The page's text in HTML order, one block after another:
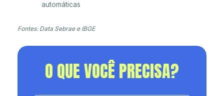
automáticas
Fontes: Data Sebrae e IBGE
O QUE VOCÊ PRECISA?